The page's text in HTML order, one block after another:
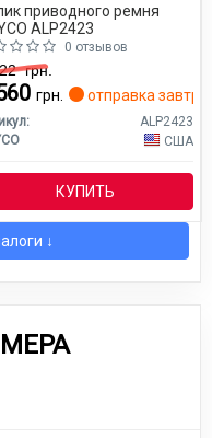
приводного ремня
ALP2423
0 отзывов
грн.
грн. отправка завтра
ALP2423
США
КУПИТЬ
↓